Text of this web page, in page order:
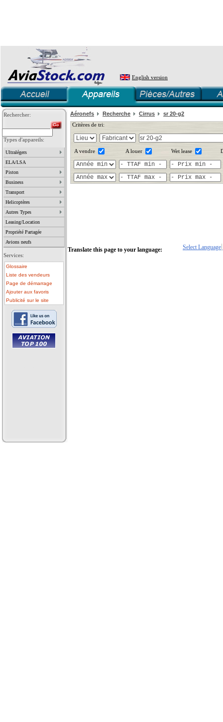
English version
Rechercher:
Types d'appareils:
Ultralégers
ELA/LSA
Piston
Business
Transport
Helicoptères
Autres Types
Leasing/Location
Propriété Partagée
Avions neufs
Services:
Glossaire
Liste des vendeurs
Page de démarrage
Ajouter aux favoris
Publicité sur le site
Aéronefs Recherche Cirrus
sr 20-g2
Critères de tri:
A vendre A louer Wet lease
Translate this page to your language: Select Language